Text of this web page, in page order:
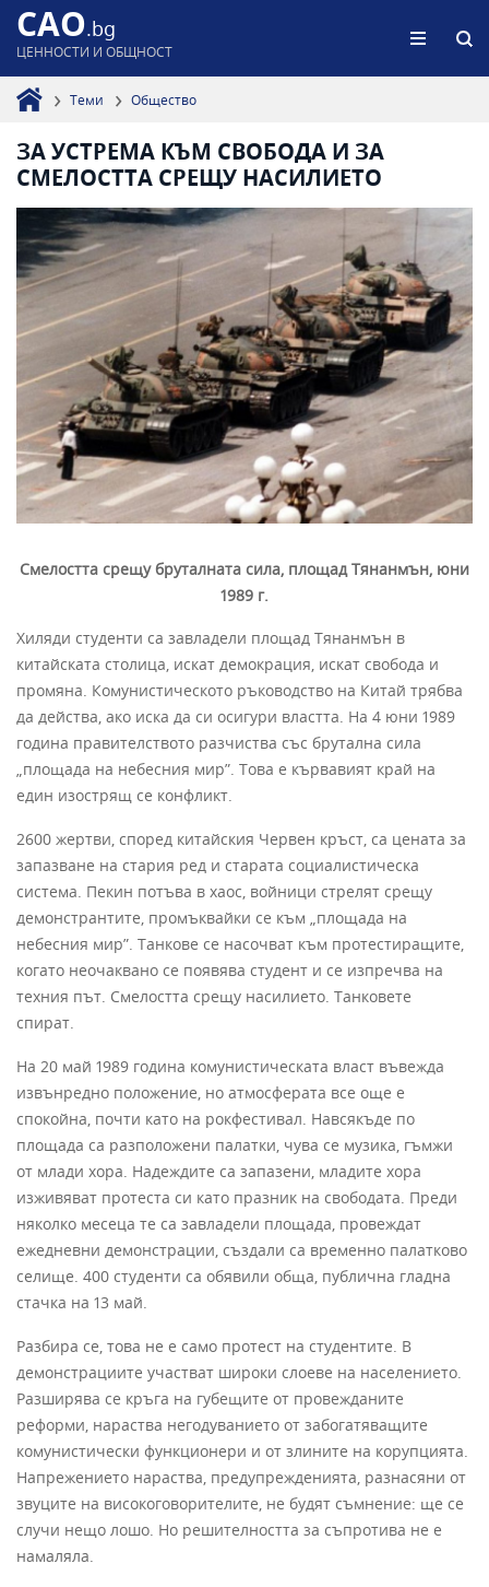
CAO.bg
ЦЕННОСТИ И ОБЩНОСТ
Теми Общество
ЗА УСТРЕМА КЪМ СВОБОДА И ЗА
СМЕЛОСТТА СРЕЩУ НАСИЛИЕТО
Смелостта срещу бруталната сила, площад Тянанмън, юни
1989 г.
Хиляди студенти са завладели площад Тянанмън в
китайската столица, искат демокрация, искат свобода и
промяна. Комунистическото ръководство на Китай трябва
да действа, ако иска да си осигури властта. На 4 юни 1989
година правителството разчиства със брутална сила
„площада на небесния мир”. Това е кървавият край на
един изострящ се конфликт.
2600 жертви, според китайския Червен кръст, са цената за
запазване на стария ред и старата социалистическа
система. Пекин потъва в хаос, войници стрелят срещу
демонстрантите, промъквайки се към „площада на
небесния мир”. Танкове се насочват към протестиращите,
когато неочаквано се появява студент и се изпречва на
техния път. Смелостта срещу насилието. Танковете
спират.
На 20 май 1989 година комунистическата власт въвежда
извънредно положение, но атмосферата все още е
спокойна, почти като на рокфестивал. Навсякъде по
площада са разположени палатки, чува се музика, гъмжи
от млади хора. Надеждите са запазени, младите хора
изживяват протеста си като празник на свободата. Преди
няколко месеца те са завладели площада, провеждат
ежедневни демонстрации, създали са временно палатково
селище. 400 студенти са обявили обща, публична гладна
стачка на 13 май.
Разбира се, това не е само протест на студентите. В
демонстрациите участват широки слоеве на населението.
Разширява се кръга на губещите от провежданите
реформи, нараства негодуванието от забогатяващите
комунистически функционери и от злините на корупцията.
Напрежението нараства, предупрежденията, разнасяни от
звуците на високоговорителите, не будят съмнение: ще се
случи нещо лошо. Но решителността за съпротива не е
намаляла.